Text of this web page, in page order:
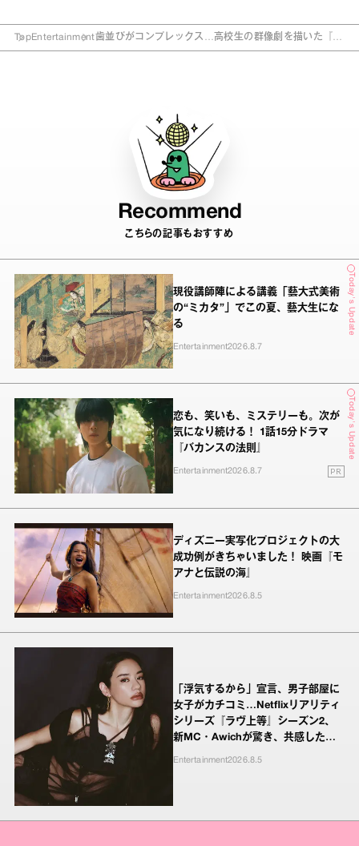
TopEntertainment歯並びがコンプレックス…高校生の群像劇を描いた『真
Recommend
こちらの記事もおすすめ
Today's Update
現役講師陣による講義「藝大式美術
の“ミカタ”」でこの夏、藝大生にな
る
Entertainment2026.8.7
Today's Update
恋も、笑いも、ミステリーも。次が
気になり続ける！ 1話15分ドラマ
『バカンスの法則』
Entertainment2026.8.7 PR
ディズニー実写化プロジェクトの大
成功例がきちゃいました！ 映画『モ
アナと伝説の海』
Entertainment2026.8.5
「浮気するから」宣言、男子部屋に
女子がカチコミ…Netflixリアリティ
シリーズ『ラヴ上等』シーズン2、
新MC・Awichが驚き、共感したヤ
Entertainment2026.8.5